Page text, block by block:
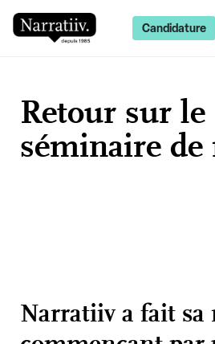
Retour sur le
séminaire de
Narratiiv a fait sa
Candidature